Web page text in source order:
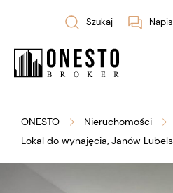
Szukaj
ONESTO
Nieruchomości
Lokal do wynajęcia, Janów